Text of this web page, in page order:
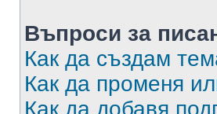
Въпроси за
Как да създам
Как да променя
Как да добавя